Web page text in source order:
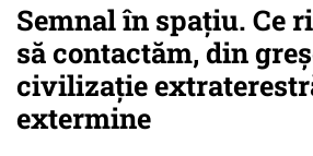
Semnal în spaţiu. Ce
să contactăm, din
civilizaţie
extermine